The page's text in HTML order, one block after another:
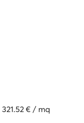
321.52€ / mq